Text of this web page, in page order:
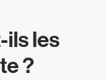
les
?